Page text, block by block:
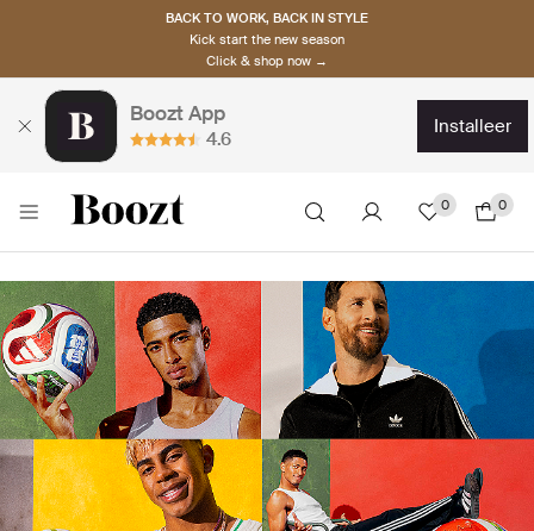
BACK TO WORK, BACK IN STYLE
Kick start the new season
Click & shop now →
Boozt App
4.6
installeer
0 0